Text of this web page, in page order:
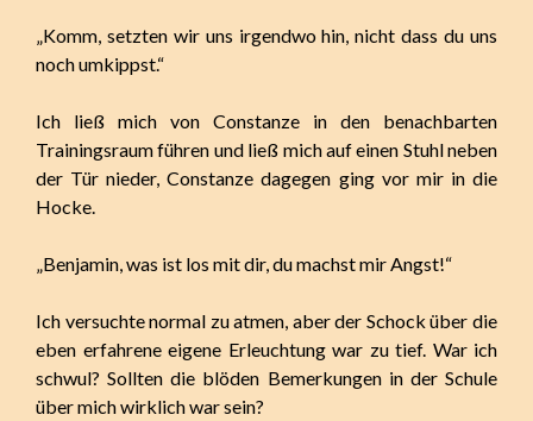
„Komm, setzten wir uns irgendwo hin, nicht dass du uns
noch umkippst.“
Ich ließ mich von Constanze in den benachbarten
Trainingsraum führen und ließ mich auf einen Stuhl neben
der Tür nieder, Constanze dagegen ging vor mir in die
Hocke.
„Benjamin, was ist los mit dir, du machst mir Angst!“
Ich versuchte normal zu atmen, aber der Schock über die
eben erfahrene eigene Erleuchtung war zu tief. War ich
schwul? Sollten die blöden Bemerkungen in der Schule
über mich wirklich war sein?